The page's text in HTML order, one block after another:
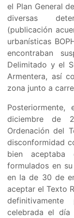
el Plan General
diversas
(publicación
urbanísticas
encontraban
Delimitado y el
Armentera, así
zona junto a
diciembre de
Ordenación del
disconformidad
bien aceptaba
formulados en
en la de 30 de
aceptar el Texto
celebrada el